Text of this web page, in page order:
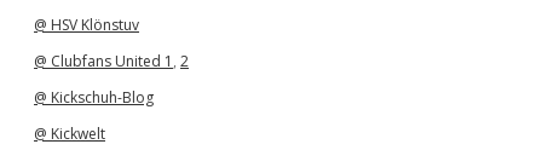
@ HSV Klönstuv
@ Clubfans United 1 , 2
@ Kickschuh-Blog
@ Kickwelt